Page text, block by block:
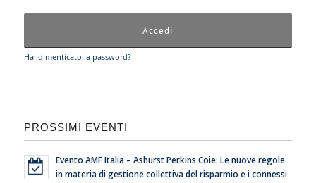
Hai dimenticato la password?
PROSSIMI EVENTI
Evento AMF Italia – Ashurst Perkins Coie: Le nuove regole
in materia di gestione collettiva del risparmio e i connessi